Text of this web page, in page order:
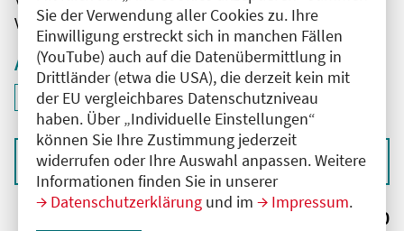
Sie der Verwendung aller Cookies zu. Ihre
Einwilligung erstreckt sich in manchen Fällen
(YouTube) auch auf die Datenübermittlung in
Drittländer (etwa die USA), die derzeit kein mit
der EU vergleichbares Datenschutzniveau
haben. Über „Individuelle Einstellungen“
können Sie Ihre Zustimmung jederzeit
widerrufen oder Ihre Auswahl anpassen. Weitere
Informationen finden Sie in unserer
Datenschutzerklärung und im Impressum.
Veranstalter.
Aktive Filter
Filter
ID: ANT-2504397
deaktivieren und Suchergebnisse neu laden
Sortieren nach
Ergebnisse: 0